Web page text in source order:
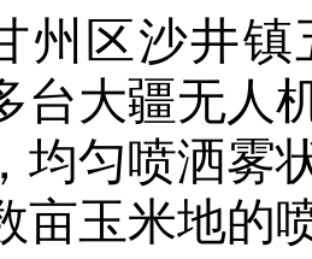
州区沙井
台大疆无人
均匀喷洒雾
亩玉米地的